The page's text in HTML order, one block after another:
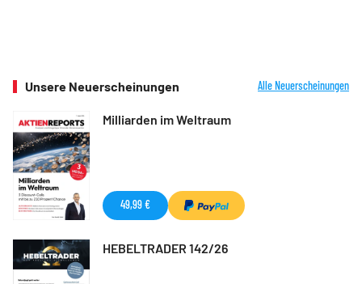
Unsere Neuerscheinungen Alle Neuerscheinungen
Milliarden im Weltraum
49,99 €
HEBELTRADER 142/26